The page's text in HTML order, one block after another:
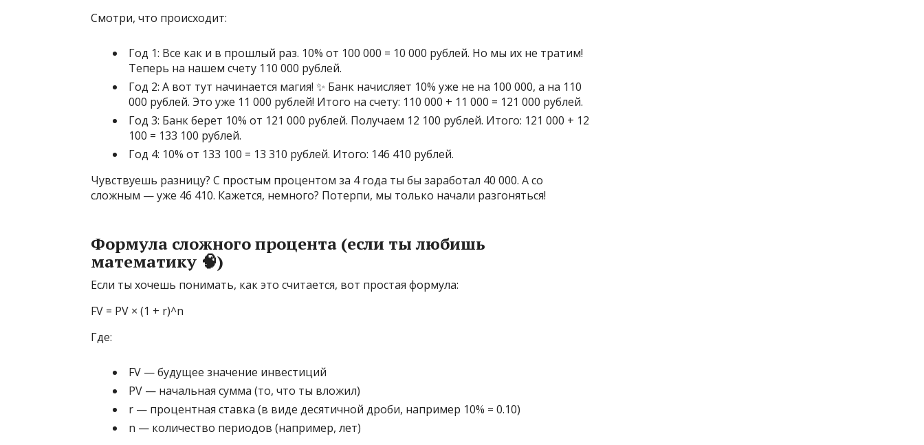
Смотри, что происходит:
Год 1: Все как и в прошлый раз. 10% от 100 000 = 10 000 рублей. Но мы их не тратим!
Теперь на нашем счету 110 000 рублей.
Год 2: А вот тут начинается магия! ✨ Банк начисляет 10% уже не на 100 000, а на 110
000 рублей. Это уже 11 000 рублей! Итого на счету: 110 000 + 11 000 = 121 000 рублей.
Год 3: Банк берет 10% от 121 000 рублей. Получаем 12 100 рублей. Итого: 121 000 + 12
100 = 133 100 рублей.
Год 4: 10% от 133 100 = 13 310 рублей. Итого: 146 410 рублей.
Чувствуешь разницу? С простым процентом за 4 года ты бы заработал 40 000. А со
сложным — уже 46 410. Кажется, немного? Потерпи, мы только начали разгоняться!
Формула сложного процента (если ты любишь
математику 🧠)
Если ты хочешь понимать, как это считается, вот простая формула:
FV = PV × (1 + r)^n
Где:
FV — будущее значение инвестиций
PV — начальная сумма (то, что ты вложил)
r — процентная ставка (в виде десятичной дроби, например 10% = 0.10)
n — количество периодов (например, лет)